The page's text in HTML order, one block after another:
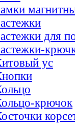
для
ус
крючок